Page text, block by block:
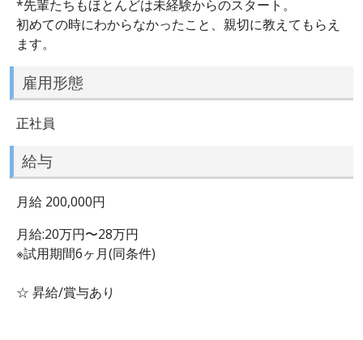
*先輩たちもほとんどは未経験からのスタート。
初めての時にわからなかったこと、親切に教えてもらえ
ます。
雇用形態
正社員
給与
月給 200,000円
月給:20万円〜28万円
※試用期間6ヶ月(同条件)
☆ 昇給/賞与あり